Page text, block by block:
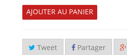
AJOUTER AU PANIER
Tweet Partager